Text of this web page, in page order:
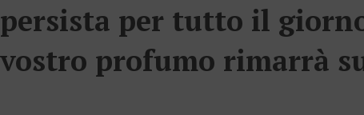
persista per tutto il
vostro profumo rimarrà